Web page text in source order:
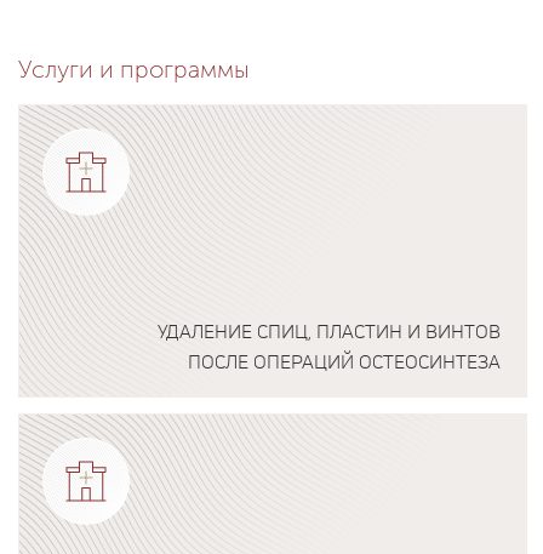
Услуги и программы
УДАЛЕНИЕ СПИЦ, ПЛАСТИН И ВИНТОВ
ПОСЛЕ ОПЕРАЦИЙ ОСТЕОСИНТЕЗА
Подробнее о программе